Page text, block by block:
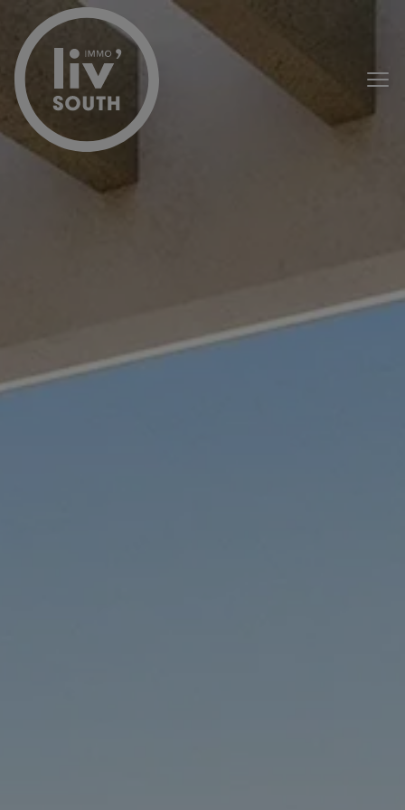
Menu overslaan en naar de inhoud gaan